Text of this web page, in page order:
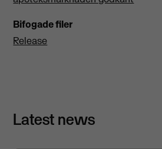
Bifogade filer
Release
Latest news